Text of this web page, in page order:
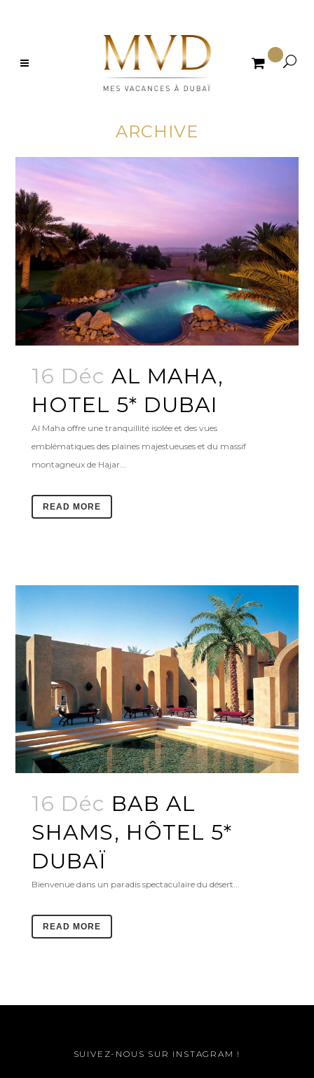

ARCHIVE
16 Déc AL MAHA,
HOTEL 5* DUBAI
Al Maha offre une tranquillité isolée et des vues
emblématiques des plaines majestueuses et du massif
montagneux de Hajar...
READ MORE
16 Déc BAB AL
SHAMS, HÔTEL 5*
DUBAÏ
Bienvenue dans un paradis spectaculaire du désert...
READ MORE
SUIVEZ-NOUS SUR INSTAGRAM !